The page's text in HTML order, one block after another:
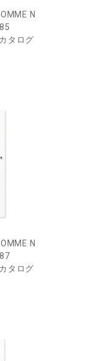
N
タログ
N
タログ